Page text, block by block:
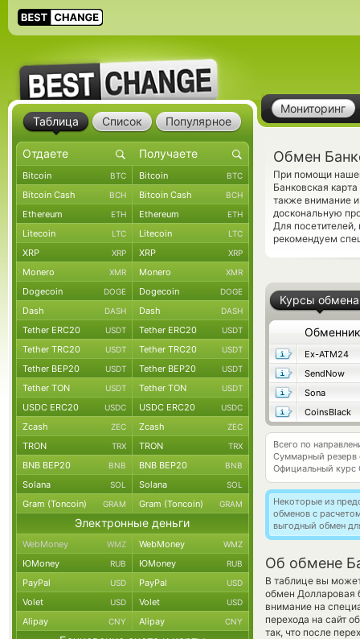
Мониторинг
Обмен
При помощи
Банковская
также внимание
доскональную
Для
рекомендуем
Курсы обмена
Обменник
Ex-ATM24
SendNow
Sona
CoinsBlack
Всего по
Суммарный резерв
Официальный курс
Некоторые из
обменов с
выгодный обмен
Об обмене
В таблице вы
обмен Долларовая
внимание на
перехода на сайт
так, что после
Таблица Список Популярное
Bitcoin BTC Bitcoin BTC
Bitcoin Cash BCH Bitcoin Cash BCH
Ethereum ETH Ethereum ETH
Litecoin LTC Litecoin LTC
XRP XRP XRP XRP
Monero XMR Monero XMR
Dogecoin DOGE Dogecoin DOGE
Dash DASH Dash DASH
Tether ERC20 USDT Tether ERC20 USDT
Tether TRC20 USDT Tether TRC20 USDT
Tether BEP20 USDT Tether BEP20 USDT
Tether TON USDT Tether TON USDT
USDC ERC20 USDC USDC ERC20 USDC
Zcash ZEC Zcash ZEC
TRON TRX TRON TRX
BNB BEP20 BNB BNB BEP20 BNB
Solana SOL Solana SOL
Gram (Toncoin) GRAM Gram (Toncoin) GRAM
Электронные деньги
WebMoney WMZ WebMoney WMZ
ЮMoney RUB ЮMoney RUB
PayPal USD PayPal USD
Volet USD Volet USD
Alipay CNY Alipay CNY